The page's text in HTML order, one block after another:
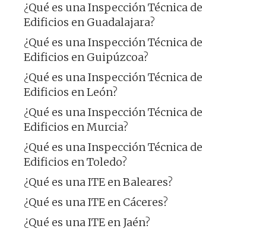
¿Qué es una Inspección Técnica de
Edificios en Guadalajara?
¿Qué es una Inspección Técnica de
Edificios en Guipúzcoa?
¿Qué es una Inspección Técnica de
Edificios en León?
¿Qué es una Inspección Técnica de
Edificios en Murcia?
¿Qué es una Inspección Técnica de
Edificios en Toledo?
¿Qué es una ITE en Baleares?
¿Qué es una ITE en Cáceres?
¿Qué es una ITE en Jaén?